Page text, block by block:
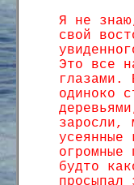
Я не
свой
Это все
глазами.
одиноко
заросли,
усеянные
огромные
будто
просыпал